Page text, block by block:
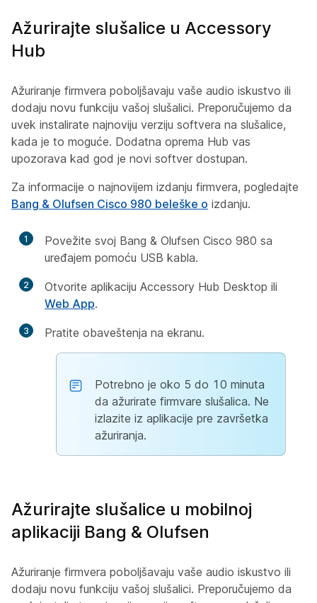
Ažurirajte slušalice u Accessory
Hub
Ažuriranje firmvera poboljšavaju vaše audio iskustvo ili
dodaju novu funkciju vašoj slušalici. Preporučujemo da
uvek instalirate najnoviju verziju softvera na slušalice,
kada je to moguće. Dodatna oprema Hub vas
upozorava kad god je novi softver dostupan.
Za informacije o najnovijem izdanju firmvera, pogledajte
Bang & Olufsen Cisco 980 beleške o izdanju.
1
Povežite svoj Bang & Olufsen Cisco 980 sa
uređajem pomoću USB kabla.
2
Otvorite aplikaciju Accessory Hub Desktop ili
Web App.
3 Pratite obaveštenja na ekranu.
Potrebno je oko 5 do 10 minuta
da ažurirate firmvare slušalica. Ne
izlazite iz aplikacije pre završetka
ažuriranja.
Ažurirajte slušalice u mobilnoj
aplikaciji Bang & Olufsen
Ažuriranje firmvera poboljšavaju vaše audio iskustvo ili
dodaju novu funkciju vašoj slušalici. Preporučujemo da